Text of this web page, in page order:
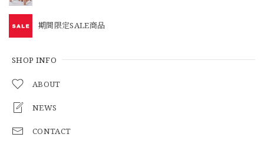
期間限定SALE商品
SHOP INFO
ABOUT
NEWS
CONTACT